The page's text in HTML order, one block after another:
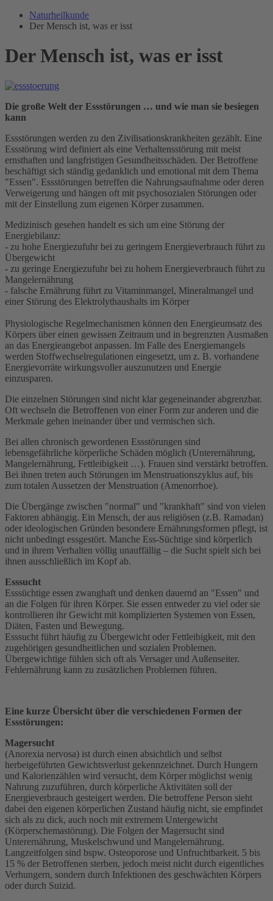
Naturheilkunde
Der Mensch ist, was er isst
Der Mensch ist, was er isst
Die große Welt der Essstörungen … und wie man sie besiegen
kann
Essstörungen werden zu den Zivilisationskrankheiten gezählt. Eine
Essstörung wird definiert als eine Verhaltensstörung mit meist
ernsthaften und langfristigen Gesundheitsschäden. Der Betroffene
beschäftigt sich ständig gedanklich und emotional mit dem Thema
"Essen". Essstörungen betreffen die Nahrungsaufnahme oder deren
Verweigerung und hängen oft mit psychosozialen Störungen oder
mit der Einstellung zum eigenen Körper zusammen.
Medizinisch gesehen handelt es sich um eine Störung der
Energiebilanz:
- zu hohe Energiezufuhr bei zu geringem Energieverbrauch führt zu
Übergewicht
- zu geringe Energiezufuhr bei zu hohem Energieverbrauch führt zu
Mangelernährung
- falsche Ernährung führt zu Vitaminmangel, Mineralmangel und
einer Störung des Elektrolythaushalts im Körper
Physiologische Regelmechanismen können den Energieumsatz des
Körpers über einen gewissen Zeitraum und in begrenzten Ausmaßen
an das Energieangebot anpassen. Im Falle des Energiemangels
werden Stoffwechselregulationen eingesetzt, um z. B. vorhandene
Energievorräte wirkungsvoller auszunutzen und Energie
einzusparen.
Die einzelnen Störungen sind nicht klar gegeneinander abgrenzbar.
Oft wechseln die Betroffenen von einer Form zur anderen und die
Merkmale gehen ineinander über und vermischen sich.
Bei allen chronisch gewordenen Essstörungen sind
lebensgefährliche körperliche Schäden möglich (Unterernährung,
Mangelernährung, Fettleibigkeit …). Frauen sind verstärkt betroffen.
Bei ihnen treten auch Störungen im Menstruationszyklus auf, bis
zum totalen Aussetzen der Menstruation (Amenorrhoe).
Die Übergänge zwischen "normal" und "krankhaft" sind von vielen
Faktoren abhängig. Ein Mensch, der aus religiösen (z.B. Ramadan)
oder ideologischen Gründen besondere Ernährungsformen pflegt, ist
nicht unbedingt essgestört. Manche Ess-Süchtige sind körperlich
und in ihrem Verhalten völlig unauffällig – die Sucht spielt sich bei
ihnen ausschließlich im Kopf ab.
Esssucht
Esssüchtige essen zwanghaft und denken dauernd an "Essen" und
an die Folgen für ihren Körper. Sie essen entweder zu viel oder sie
kontrollieren ihr Gewicht mit komplizierten Systemen von Essen,
Diäten, Fasten und Bewegung.
Esssucht führt häufig zu Übergewicht oder Fettleibigkeit, mit den
zugehörigen gesundheitlichen und sozialen Problemen.
Übergewichtige fühlen sich oft als Versager und Außenseiter.
Fehlernährung kann zu zusätzlichen Problemen führen.
Eine kurze Übersicht über die verschiedenen Formen der
Essstörungen:
Magersucht
(Anorexia nervosa) ist durch einen absichtlich und selbst
herbeigeführten Gewichtsverlust gekennzeichnet. Durch Hungern
und Kalorienzählen wird versucht, dem Körper möglichst wenig
Nahrung zuzuführen, durch körperliche Aktivitäten soll der
Energieverbrauch gesteigert werden. Die betroffene Person sieht
dabei den eigenen körperlichen Zustand häufig nicht, sie empfindet
sich als zu dick, auch noch mit extremem Untergewicht
(Körperschemastörung). Die Folgen der Magersucht sind
Unterernährung, Muskelschwund und Mangelernährung.
Langzeitfolgen sind bspw. Osteoporose und Unfruchtbarkeit. 5 bis
15 % der Betroffenen sterben, jedoch meist nicht durch eigentliches
Verhungern, sondern durch Infektionen des geschwächten Körpers
oder durch Suizid.